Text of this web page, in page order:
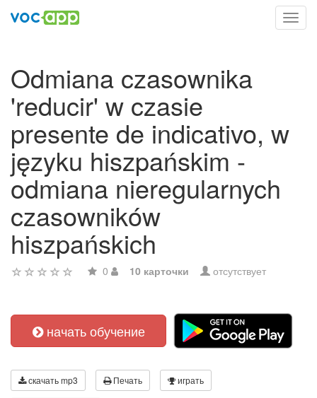
Odmiana czasownika
'reducir' w czasie
presente de indicativo, w
języku hiszpańskim -
odmiana nieregularnych
czasowników
hiszpańskich
0 10 карточки отсутствует
начать обучение
скачать mp3 Печать играть